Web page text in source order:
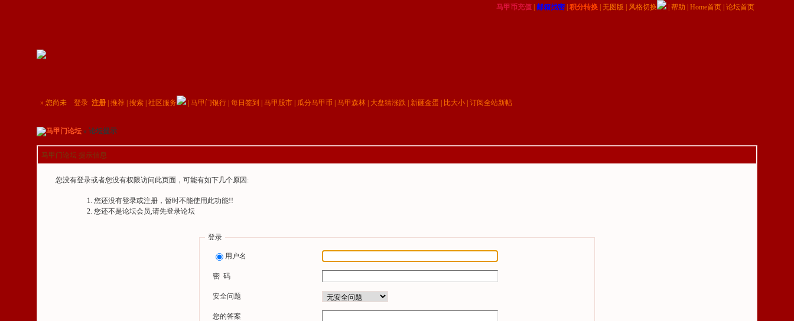
马甲币充值 邮箱找密| 积分转换 无图版 风格切换 帮助 Home首页 论坛首页
» 您尚未 登录 注册 推荐 搜索 社区服务 马甲门银行 每日签到 马甲股市 瓜分马甲币 马甲森林 大盘猜涨跌 新砸金蛋 比大小 订阅全站新帖
马甲门论坛 » 论坛提示
马甲门论坛 提示信息
您没有登录或者您没有权限访问此页面，可能有如下几个原因:
您还没有登录或注册，暂时不能使用此功能!!
您还不是论坛会员,请先登录论坛
登录
用户名
密 码
安全问题
您的答案